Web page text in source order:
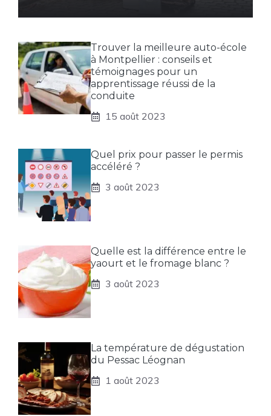
Trouver la meilleure auto-école
à Montpellier : conseils et
témoignages pour un
apprentissage réussi de la
conduite
15 août 2023
Quel prix pour passer le permis
accéléré ?
3 août 2023
Quelle est la différence entre le
yaourt et le fromage blanc ?
3 août 2023
La température de dégustation
du Pessac Léognan
1 août 2023